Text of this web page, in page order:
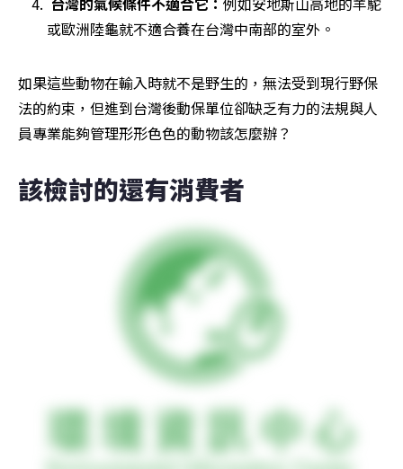
或歐洲陸龜就不適合養在台灣中南部的室外。
如果這些動物在輸入時就不是野生的，無法受到現行野保
法的約束，但進到台灣後動保單位卻缺乏有力的法規與人
員專業能夠管理形形色色的動物該怎麼辦？
該檢討的還有消費者